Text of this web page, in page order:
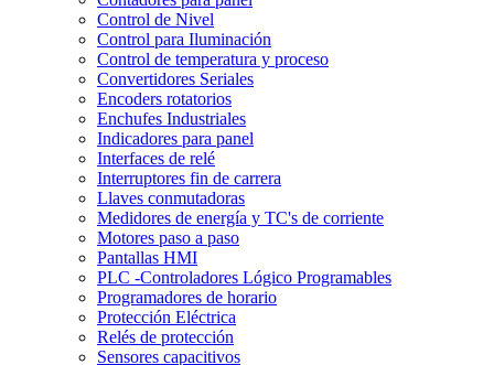
Control de Nivel
Control para Iluminación
Control de temperatura y proceso
Convertidores Seriales
Encoders rotatorios
Enchufes Industriales
Indicadores para panel
Interfaces de relé
Interruptores fin de carrera
Llaves conmutadoras
Medidores de energía y TC's de corriente
Motores paso a paso
Pantallas HMI
PLC -Controladores Lógico Programables
Programadores de horario
Protección Eléctrica
Relés de protección
Sensores capacitivos